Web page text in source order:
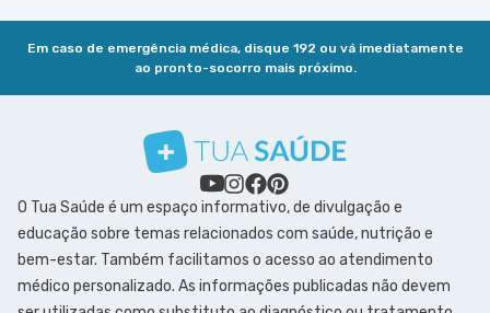
Em caso de emergência médica, disque 192 ou vá imediatamente
ao pronto-socorro mais próximo.
O Tua Saúde é um espaço informativo, de divulgação e
educação sobre temas relacionados com saúde, nutrição e
bem-estar. Também facilitamos o acesso ao atendimento
médico personalizado. As informações publicadas não devem